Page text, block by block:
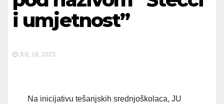
i umjetnost”
JUL 19, 2023
Na inicijativu tešanjskih srednjoškolaca, JU